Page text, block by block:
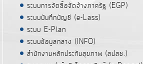
ระบบการจัดซื้อจัดจ้างภาครัฐ (EGP)
ระบบบันทึกบัญชี (e-Lass)
ระบบ E-Plan
ระบบข้อมูลกลาง (INFO)
สำนักงานหลักประกันสุขภาพ (สปสช.)